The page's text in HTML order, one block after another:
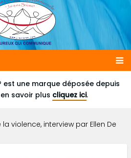
est une marque déposée depuis
en savoir plus cliquez ici.
violence, interview par Ellen De